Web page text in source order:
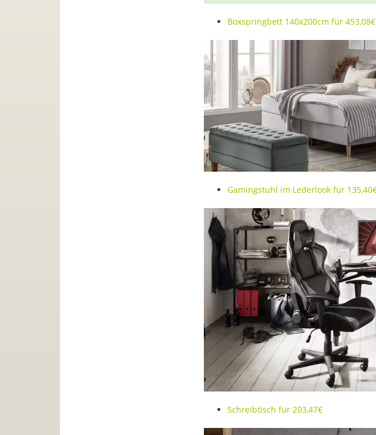
Boxspringbett 140x200cm für 453,08€
Gamingstuhl im Lederlook für
Schreibtisch für 203,47€